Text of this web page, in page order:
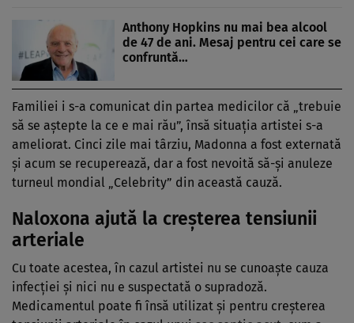
Anthony Hopkins nu mai bea alcool
de 47 de ani. Mesaj pentru cei care se
confruntă…
Familiei i s-a comunicat din partea medicilor că „trebuie
să se aștepte la ce e mai rău”, însă situația artistei s-a
ameliorat. Cinci zile mai târziu, Madonna a fost externată
și acum se recuperează, dar a fost nevoită să-și anuleze
turneul mondial „Celebrity” din această cauză.
Naloxona ajută la creșterea tensiunii
arteriale
Cu toate acestea, în cazul artistei nu se cunoaște cauza
infecției și nici nu e suspectată o supradoză.
Medicamentul poate fi însă utilizat și pentru creșterea